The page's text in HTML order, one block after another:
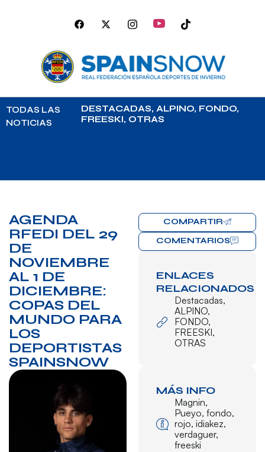
TODAS LAS
NOTICIAS
DESTACADAS, ALPINO, FONDO,
FREESKI, OTRAS
AGENDA
RFEDI DEL 29
DE
NOVIEMBRE
AL 1 DE
DICIEMBRE:
COPAS DEL
MUNDO PARA
LOS
DEPORTISTAS
SPAINSNOW
COMPARTIR
COMENTARIOS
ENLACES
RELACIONADOS
Destacadas,
ALPINO,
FONDO,
FREESKI,
OTRAS
MÁS INFO
Magnin,
Pueyo, fondo,
rojo, idiakez,
verdaguer,
freeski